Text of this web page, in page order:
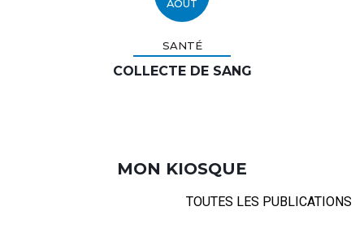
AOUT
SANTÉ
COLLECTE DE SANG
MON KIOSQUE
TOUTES LES PUBLICATIONS